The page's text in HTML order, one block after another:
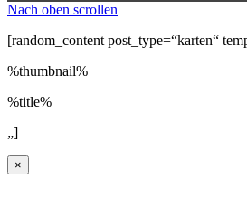
Nach oben scrollen
[random_content post_type=“karten“
%thumbnail%
%title%
„]
×